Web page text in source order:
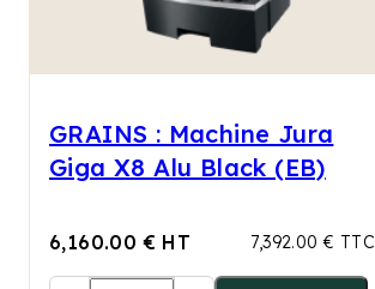
GRAINS : Machine Jura
Giga X8 Alu Black (EB)
6,160.00 € HT 7,392.00 € TTC